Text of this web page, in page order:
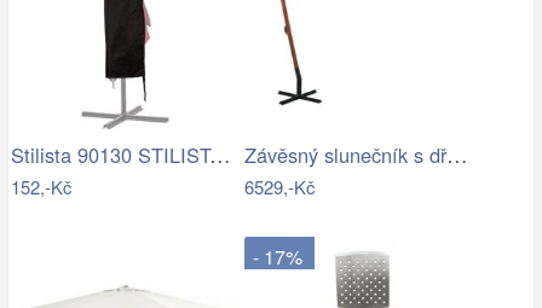
Stilista 90130 STILISTA Obal na 350 cm…
152,-Kč
Závěsný slunečník s dřevěnou tyčí Ø 350…
6529,-Kč
- 17%